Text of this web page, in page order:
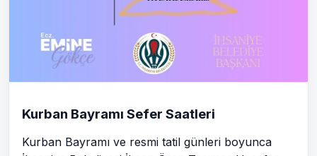
Kurban Bayramı Sefer Saatleri
Kurban Bayramı ve resmi tatil günleri boyunca